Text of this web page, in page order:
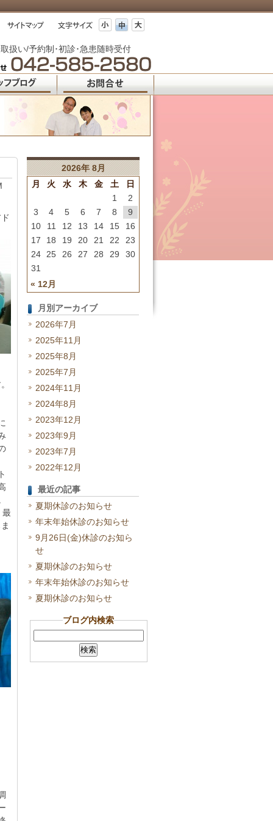
扱い/予約制･初診･急患随時受付
最
2026年 8月
月
火 水 木 金 土 日
« 12月
1
2
3
4 5 6 7 8
9
10
11 12 13 14 15
16
17
18 19 20 21 22
23
24
25 26 27 28 29
30
31
月別アーカイブ
2026年7月
2025年11月
2025年8月
2025年7月
2024年11月
2024年8月
2023年12月
2023年9月
2023年7月
2022年12月
最近の記事
夏期休診のお知らせ
年末年始休診のお知らせ
9月26日(金)休診のお知ら
せ
夏期休診のお知らせ
年末年始休診のお知らせ
夏期休診のお知らせ
ブログ内検索